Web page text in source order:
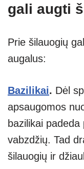
gali augti
Prie šilauogių
augalus:
Bazilikai. Dėl
apsaugomos
bazilikai
vabzdžių. Tad
šilauogių ir